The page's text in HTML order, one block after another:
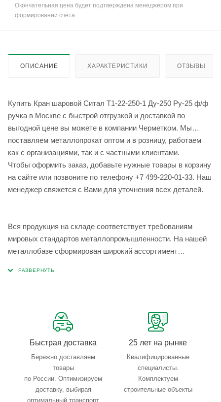
Окончательная цена будет подтверждена менеджером при
формировании счёта.
ОПИСАНИЕ ХАРАКТЕРИСТИКИ ОТЗЫВЫ
Купить Кран шаровой Cитал T1-22-250-1 Ду-250 Ру-25 ф/ф
ручка в Москве с быстрой отгрузкой и доставкой по
выгодной цене вы можете в компании Черметком. Мы
поставляем металлопрокат оптом и в розницу, работаем
как с организациями, так и с частными клиентами.
Чтобы оформить заказ, добавьте нужные товары в корзину
на сайте или позвоните по телефону +7 499-220-01-33. Наш
менеджер свяжется с Вами для уточнения всех деталей.
Вся продукция на складе соответствует требованиям
мировых стандартов металлопромышленности. На нашей
металлобазе сформирован широкий ассортимент
Быстрая доставка
Бережно доставляем
товары
по России. Оптимизируем
доставку, выбирая
оптимальный транспорт
25 лет на рынке
Квалифицированные
специалисты.
Комплектуем
строительные объекты